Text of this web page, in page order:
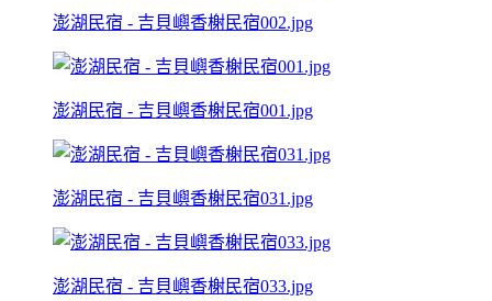
澎湖民宿 - 吉貝嶼香榭民宿002.jpg
澎湖民宿 - 吉貝嶼香榭民宿001.jpg
澎湖民宿 - 吉貝嶼香榭民宿031.jpg
澎湖民宿 - 吉貝嶼香榭民宿033.jpg